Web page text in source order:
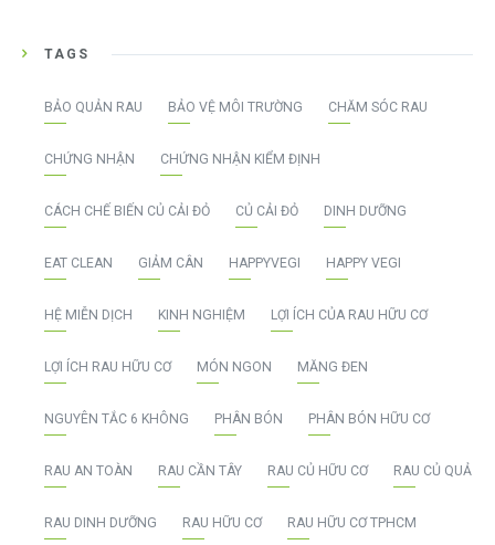
TAGS
BẢO QUẢN RAU BẢO VỆ MÔI TRƯỜNG CHĂM SÓC RAU
CHỨNG NHẬN CHỨNG NHẬN KIỂM ĐỊNH
CÁCH CHẾ BIẾN CỦ CẢI ĐỎ CỦ CẢI ĐỎ DINH DƯỠNG
EAT CLEAN GIẢM CÂN HAPPYVEGI HAPPY VEGI
HỆ MIỄN DỊCH KINH NGHIỆM LỢI ÍCH CỦA RAU HỮU CƠ
LỢI ÍCH RAU HỮU CƠ MÓN NGON MĂNG ĐEN
NGUYÊN TẮC 6 KHÔNG PHÂN BÓN PHÂN BÓN HỮU CƠ
RAU AN TOÀN RAU CẦN TÂY RAU CỦ HỮU CƠ RAU CỦ QUẢ
RAU DINH DƯỠNG RAU HỮU CƠ RAU HỮU CƠ TPHCM